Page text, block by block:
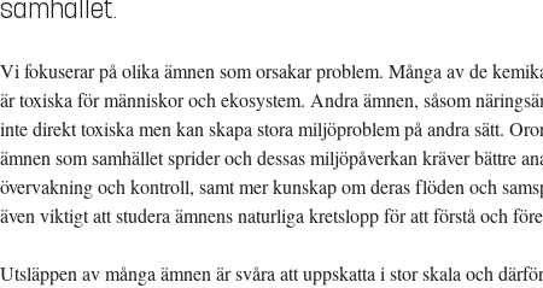
samhället.
Vi fokuserar på olika ämnen som orsakar problem. Många av de
är toxiska för människor och ekosystem. Andra ämnen, såsom
inte direkt toxiska men kan skapa stora miljöproblem på andra sätt.
ämnen som samhället sprider och dessas miljöpåverkan kräver bättre
övervakning och kontroll, samt mer kunskap om deras flöden och
även viktigt att studera ämnens naturliga kretslopp för att förstå och
Utsläppen av många ämnen är svåra att uppskatta i stor skala och